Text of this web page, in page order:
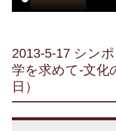
2013-5-17 シン
学を求めて‐文化
日）